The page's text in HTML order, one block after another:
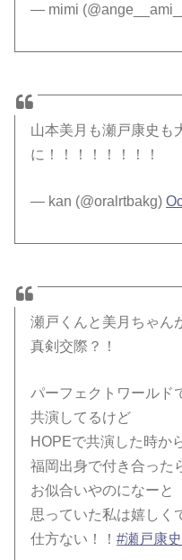
— mimi
山本美月も瀬戸康史も
に！！！！！！！！
— kan (@oralrtbakg)
瀬戸くんと美月ちゃん
真剣交際？！
パーフェクトワールド
共演してるけど
HOPEで共演した時か
福岡出身で付き合った
お似合いやのになーと
思っていた私は嬉しく
仕方ない！！#瀬戸康史